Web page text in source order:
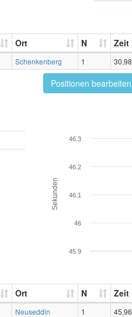
Ort N Zeit
Schenkenberg 1 30,98
Positionen bearbeiten
Sekunden
45.9
46
46.1
46.2
46.3
Ort N Zeit
Neuseddin 1
45,96